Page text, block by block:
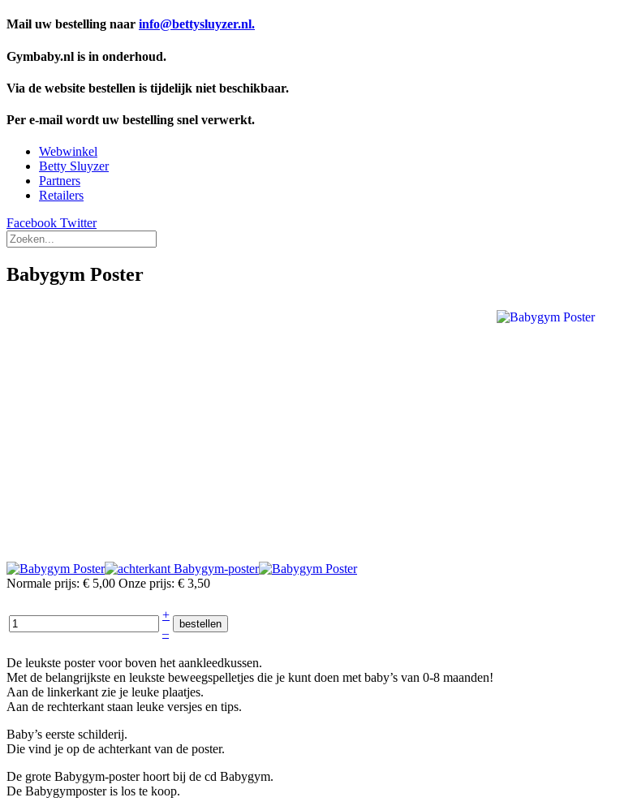
Mail uw bestelling naar info@bettysluyzer.nl.
Gymbaby.nl is in onderhoud.
Via de website bestellen is tijdelijk niet beschikbaar.
Per e-mail wordt uw bestelling snel verwerkt.
Webwinkel
Betty Sluyzer
Partners
Retailers
Facebook Twitter
Babygym Poster
Normale prijs: € 5,00 Onze prijs: € 3,50
+
–
De leukste poster voor boven het aankleedkussen.
Met de belangrijkste en leukste beweegspelletjes die je kunt doen met baby’s van 0-8 maanden!
Aan de linkerkant zie je leuke plaatjes.
Aan de rechterkant staan leuke versjes en tips.
Baby’s eerste schilderij.
Die vind je op de achterkant van de poster.
De grote Babygym-poster hoort bij de cd Babygym.
De Babygymposter is los te koop.